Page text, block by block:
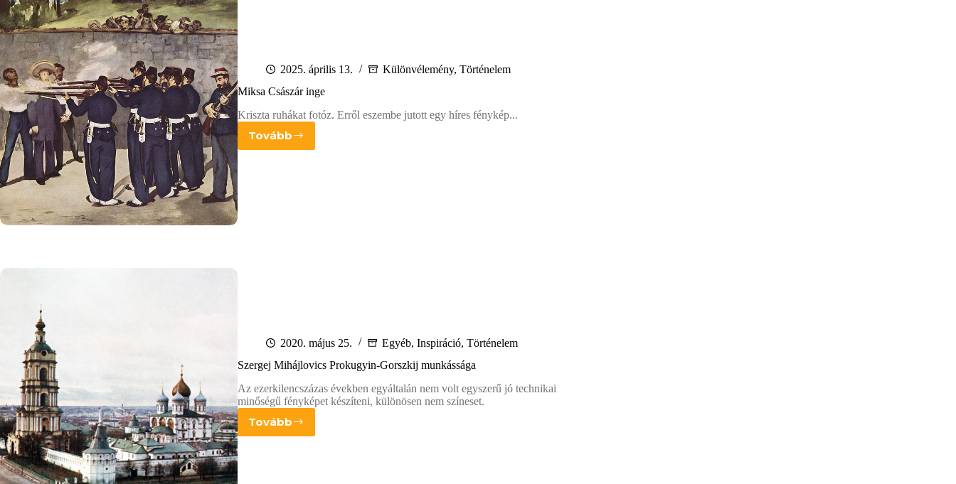
2025. április 13. Különvélemény, Történelem
Miksa Császár inge
Kriszta ruhákat fotóz. Erről eszembe jutott egy híres fénykép...
Tovább
Miksa
2020. május 25. Egyéb, Inspiráció, Történelem
Szergej Mihájlovics Prokugyin-Gorszkij munkássága
Az ezerkilencszázas években egyáltalán nem volt egyszerű jó technikai
minőségű fényképet készíteni, különösen nem színeset.
TovábbSzergej
Mihájlovics